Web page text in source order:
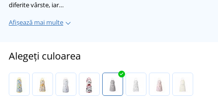
diferite vârste, iar…
Afișează mai multe
Alegeți culoarea